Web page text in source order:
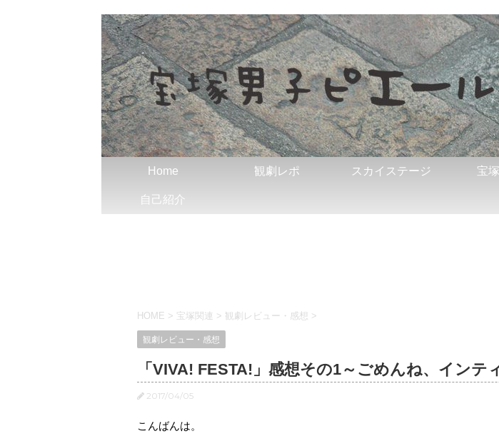
Home 観劇レポ スカイステージ 宝
自己紹介
HOME > 宝塚関連 > 観劇レビュー・感想 >
観劇レビュー・感想
「VIVA! FESTA!」感想その1～ごめんね、インテ
2017/04/05
こんばんは。